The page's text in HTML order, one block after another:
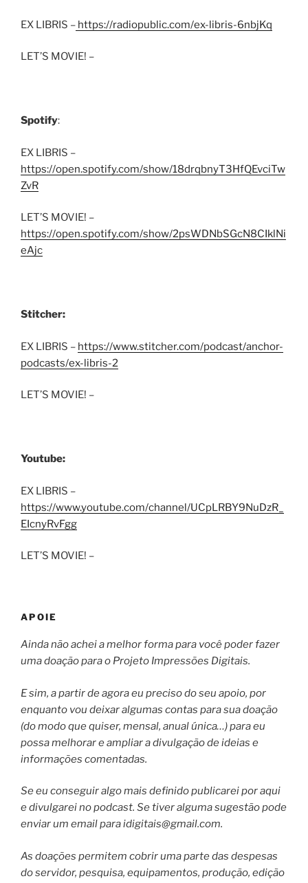
EX LIBRIS – https://radiopublic.com/ex-libris-6nbjKq
LET’S MOVIE! –
Spotify:
EX LIBRIS –
https://open.spotify.com/show/18drqbnyT3HfQEvciTw
ZvR
LET’S MOVIE! –
https://open.spotify.com/show/2psWDNbSGcN8CIklNi
eAjc
Stitcher:
EX LIBRIS – https://www.stitcher.com/podcast/anchor-
podcasts/ex-libris-2
LET’S MOVIE! –
Youtube:
EX LIBRIS –
https://www.youtube.com/channel/UCpLRBY9NuDzR_
EIcnyRvFgg
LET’S MOVIE! –
APOIE
Ainda não achei a melhor forma para você poder fazer
uma doação para o Projeto Impressões Digitais.
E sim, a partir de agora eu preciso do seu apoio, por
enquanto vou deixar algumas contas para sua doação
(do modo que quiser, mensal, anual única…) para eu
possa melhorar e ampliar a divulgação de ideias e
informações comentadas.
Se eu conseguir algo mais definido publicarei por aqui
e divulgarei no podcast. Se tiver alguma sugestão pode
enviar um email paraidigitais@gmail.com.
As doações permitem cobrir uma parte das despesas
do servidor, pesquisa, equipamentos, produção, edição